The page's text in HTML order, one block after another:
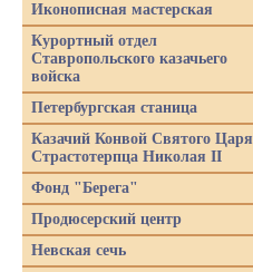
Иконописная мастерская
Курортный отдел
Ставропольского казачьего
войска
Петербургская станица
Казачий Конвой Святого Царя
Страстотерпца Николая II
Фонд "Берега"
Продюсерский центр
Невская сечь